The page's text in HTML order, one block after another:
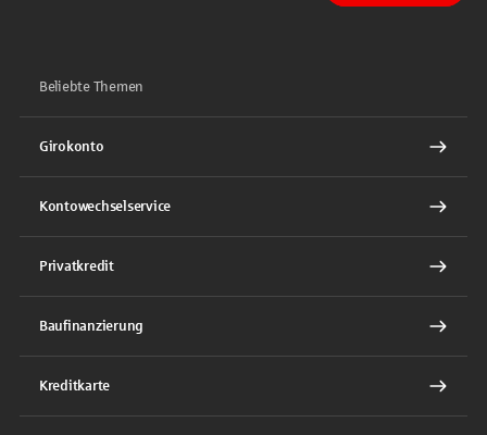
Beliebte Themen
Girokonto
Kontowechselservice
Privatkredit
Baufinanzierung
Kreditkarte